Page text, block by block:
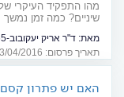
מהו התפקיד העיקרי
שיניים? כמה זמן
מאת: ד"ר אריק יעקובוב-80041665
תאריך פרסום: 03/04/2016
האם יש פתרון